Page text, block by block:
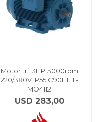
Motor tri. 3HP 3000rpm
220/380V IP55 C90L IE1 -
MO4112
USD 283,00